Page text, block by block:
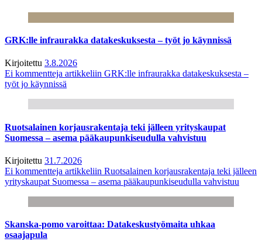
GRK:lle infraurakka datakeskuksesta – työt jo käynnissä
Kirjoitettu 3.8.2026
Ei kommentteja artikkeliin GRK:lle infraurakka datakeskuksesta –
työt jo käynnissä
Ruotsalainen korjausrakentaja teki jälleen yrityskaupat
Suomessa – asema pääkaupunkiseudulla vahvistuu
Kirjoitettu 31.7.2026
Ei kommentteja artikkeliin Ruotsalainen korjausrakentaja teki jälleen
yrityskaupat Suomessa – asema pääkaupunkiseudulla vahvistuu
Skanska-pomo varoittaa: Datakeskustyömaita uhkaa
osaajapula